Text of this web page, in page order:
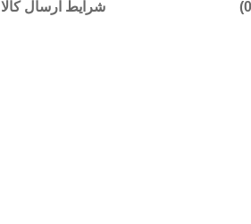
شرایط ارسال کالا